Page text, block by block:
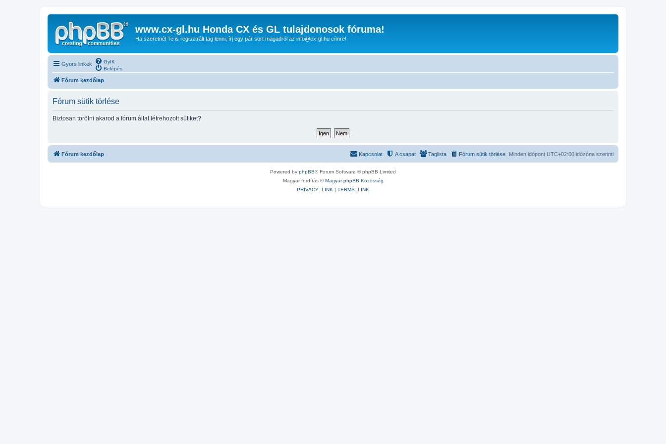
www.cx-gl.hu Honda CX és GL tulajdonosok fóruma!
Ha szeretnél Te is regisztrált tag lenni, írj egy pár sort magadról az info@cx-gl.hu címre!
Gyors linkek
GyIK
Belépés
Fórum kezdőlap
Fórum sütik törlése
Biztosan törölni akarod a fórum által létrehozott sütiket?
Fórum kezdőlap Minden időpont UTC+02:00 időzóna szerinti
Fórum sütik törlése
Taglista
A csapat
Kapcsolat
Powered by phpBB® Forum Software © phpBB Limited
Magyar fordítás ©Magyar phpBB Közösség
PRIVACY_LINK | TERMS_LINK